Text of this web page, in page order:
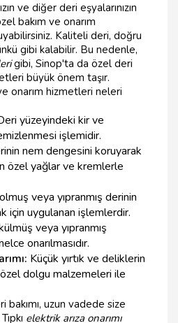
ve diğer deri eşyalarınızın
bakım ve onarım
Kaliteli deri, doğru
gibi kalabilir. Bu nedenle,
gibi, Sinop'ta da özel deri
büyük önem taşır.
onarım hizmetleri neleri
yüzeyindeki kir ve
işlemidir.
nem dengesini koruyarak
özel yağlar ve kremlerle
veya yıpranmış derinin
için uygulanan işlemlerdir.
veya yıpranmış
onarılmasıdır.
Küçük yırtık ve deliklerin
dolgu malzemeleri ile
bakımı, uzun vadede size
elektrik arıza onarımı